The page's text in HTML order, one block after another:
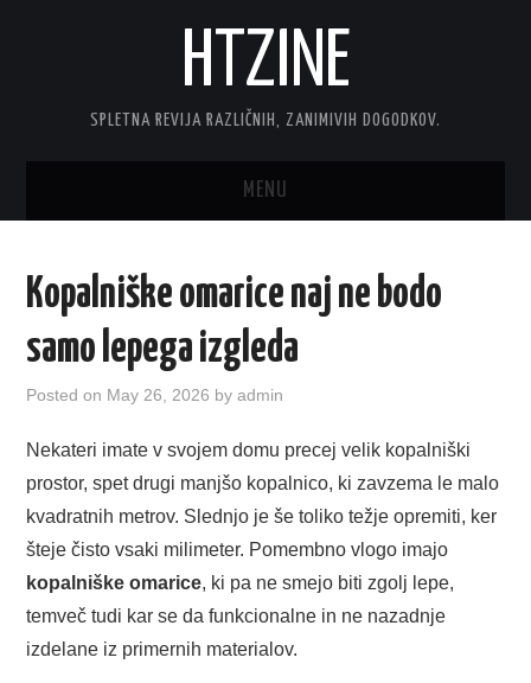
HTZINE
SPLETNA REVIJA RAZLIČNIH, ZANIMIVIH DOGODKOV.
MENU
TEHNOLOGIJA
DOM
MODA IN LEPOTA
ZDRAVJE
Kopalniške omarice naj ne bodo
samo lepega izgleda
Posted on May 26, 2026 byadmin
Nekateri imate v svojem domu precej velik kopalniški
prostor, spet drugi manjšo kopalnico, ki zavzema le malo
kvadratnih metrov. Slednjo je še toliko težje opremiti, ker
šteje čisto vsaki milimeter. Pomembno vlogo imajo
kopalniške omarice, ki pa ne smejo biti zgolj lepe,
temveč tudi kar se da funkcionalne in ne nazadnje
izdelane iz primernih materialov.